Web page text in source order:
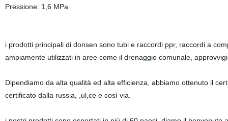
Pressione: 1,6 MPa
i prodotti principali di donsen sono tubi e raccordi ppr, raccordi a
ampiamente utilizzati in aree come il drenaggio comunale,
Dipendiamo da alta qualità ed alta efficienza, abbiamo ottenuto il
certificato dalla russia, ,ul,ce e così via.